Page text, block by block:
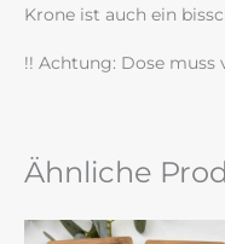
Krone ist auch ein
!! Achtung: Dose muss
Ähnliche